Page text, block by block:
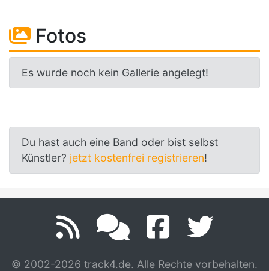
Fotos
Es wurde noch kein Gallerie angelegt!
Du hast auch eine Band oder bist selbst
Künstler? jetzt kostenfrei registrieren!
© 2002-2026 track4.de. Alle Rechte vorbehalten.